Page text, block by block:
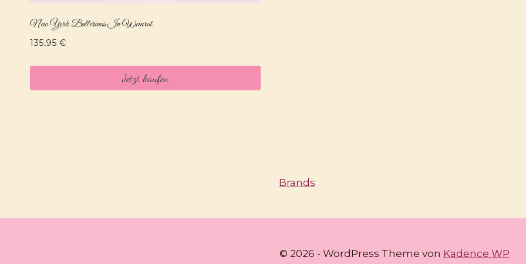
New York Ballerinas In Weinrot
135,95 €
Jetzt kaufen
Brands
© 2026 - WordPress Theme von Kadence WP